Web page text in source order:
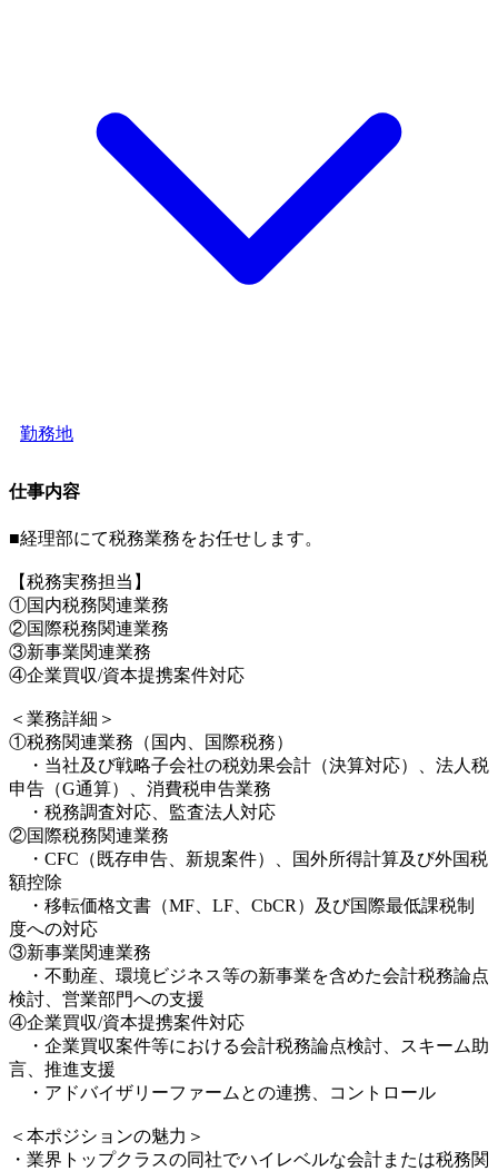
勤務地
仕事内容
■経理部にて税務業務をお任せします。
【税務実務担当】
①国内税務関連業務
②国際税務関連業務
③新事業関連業務
④企業買収/資本提携案件対応
＜業務詳細＞
①税務関連業務（国内、国際税務）
・当社及び戦略子会社の税効果会計（決算対応）、法人税
申告（G通算）、消費税申告業務
・税務調査対応、監査法人対応
②国際税務関連業務
・CFC（既存申告、新規案件）、国外所得計算及び外国税
額控除
・移転価格文書（MF、LF、CbCR）及び国際最低課税制
度への対応
③新事業関連業務
・不動産、環境ビジネス等の新事業を含めた会計税務論点
検討、営業部門への支援
④企業買収/資本提携案件対応
・企業買収案件等における会計税務論点検討、スキーム助
言、推進支援
・アドバイザリーファームとの連携、コントロール
＜本ポジションの魅力＞
・業界トップクラスの同社でハイレベルな会計または税務関